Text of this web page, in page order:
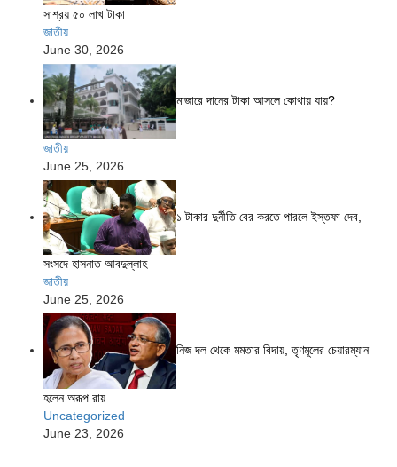
সাশ্রয় ৫০ লাখ টাকা
জাতীয়
June 30, 2026
মাজারে দানের টাকা আসলে কোথায় যায়?
জাতীয়
June 25, 2026
১ টাকার দুর্নীতি বের করতে পারলে ইস্তফা দেব,
সংসদে হাসনাত আবদুল্লাহ
জাতীয়
June 25, 2026
নিজ দল থেকে মমতার বিদায়, তৃণমূলের চেয়ারম্যান
হলেন অরূপ রায়
Uncategorized
June 23, 2026